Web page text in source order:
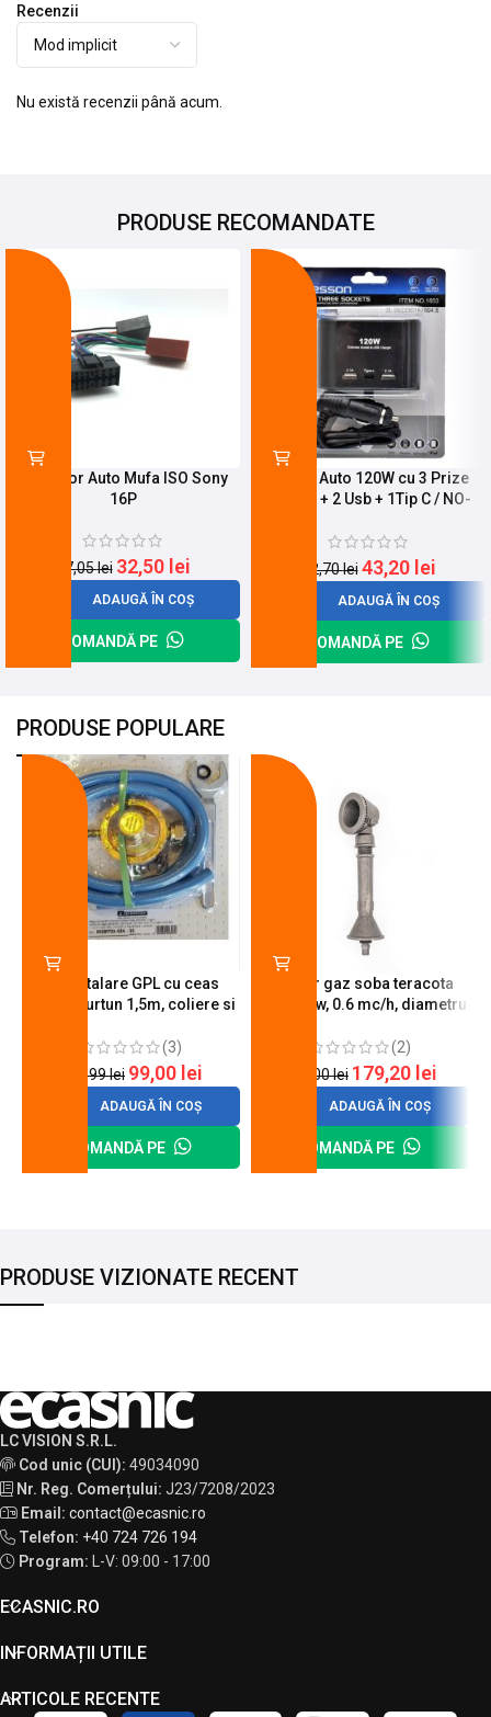
Recenzii
Nu există recenzii până acum.
PRODUSE RECOMANDATE
Conector Auto Mufa ISO Sony
16P
37,05lei 32,50 lei
ADAUGĂ ÎN COȘ
COMANDĂ PE
Spliter Auto 120W cu 3 Prize
12/24V + 2 Usb + 1Tip C / NO-
52,70lei 43,20 lei
ADAUGĂ ÎN COȘ
COMANDĂ PE
PRODUSE POPULARE
Kit instalare GPL cu ceas
butelie, furtun 1,5m, coliere si
(3)
120,99lei 99,00 lei
ADAUGĂ ÎN COȘ
COMANDĂ PE
Arzator gaz soba teracota
A600, 6 kw, 0.6 mc/h, diametru
(2)
200,00lei 179,20 lei
ADAUGĂ ÎN COȘ
COMANDĂ PE
PRODUSE VIZIONATE RECENT
LC VISION S.R.L.
Cod unic (CUI): 49034090
Nr. Reg. Comerțului: J23/7208/2023
Email: contact@ecasnic.ro
Telefon: +40 724 726 194
Program: L-V: 09:00 - 17:00
ECASNIC.RO
INFORMAȚII UTILE
ARTICOLE RECENTE